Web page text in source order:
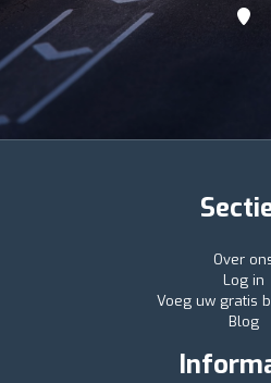
Over
Log in
Voeg uw gratis
Blog